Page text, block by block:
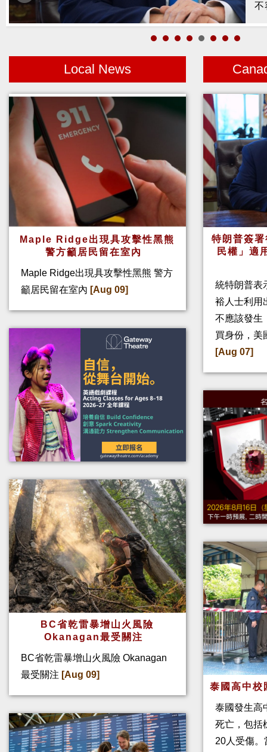
Local News
Maple Ridge出現具攻擊性黑熊
警方籲居民留在室內
Maple Ridge出現具攻擊性黑熊 警方
籲居民留在室內 [Aug 09]
BC省乾雷暴增山火風險
Okanagan最受關注
BC省乾雷暴增山火風險 Okanagan
最受關注 [Aug 09]
特朗普簽
民權」適
統特朗普表
裕人士利用
不應該發生
買身份，美
[Aug 07]
泰國高中
泰國發生高
死亡，包括
20人受傷